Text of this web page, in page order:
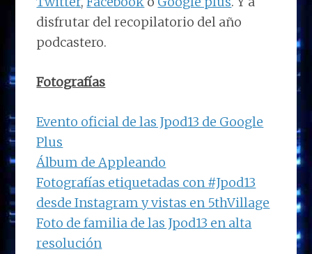
disfrutar del recopilatorio del año
podcastero.
Fotografías
Evento oficial de las Jpod13 de Google
Plus
Álbum de Appleando
Fotografías etiquetadas con #Jpod13
desde Instagram y vistas en 5thVillage
Foto de familia de las Jpod13 en alta
resolución